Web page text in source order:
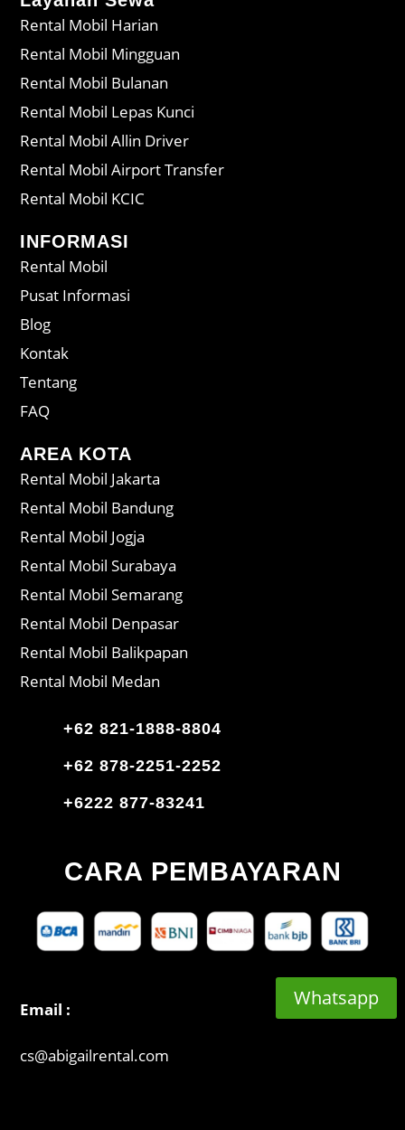
Rental Mobil Harian
Rental Mobil Mingguan
Rental Mobil Bulanan
Rental Mobil Lepas Kunci
Rental Mobil Allin Driver
Rental Mobil Airport Transfer
Rental Mobil KCIC
INFORMASI
Rental Mobil
Pusat Informasi
Blog
Kontak
Tentang
FAQ
AREA KOTA
Rental Mobil Jakarta
Rental Mobil Bandung
Rental Mobil Jogja
Rental Mobil Surabaya
Rental Mobil Semarang
Rental Mobil Denpasar
Rental Mobil Balikpapan
Rental Mobil Medan
+62 821-1888-8804
+62 878-2251-2252
+6222 877-83241
CARA PEMBAYARAN
Email :
cs@abigailrental.com
Whatsapp